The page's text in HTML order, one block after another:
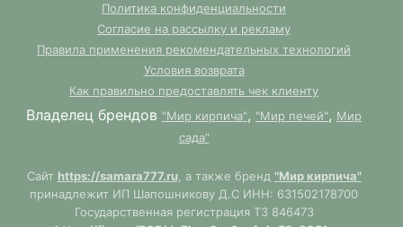
Политика конфиденциальности
Согласие на рассылку и рекламу
Правила применения рекомендательных технологий
Условия возврата
Как правильно предоставлять чек клиенту
Владелец брендов "Мир кирпича", "Мир печей", Мир
сада"
Сайт https://samara777.ru, а также бренд "Мир кирпича"
принадлежит ИП Шапошникову Д.С ИНН: 631502178700
Государственная регистрация ТЗ 846473